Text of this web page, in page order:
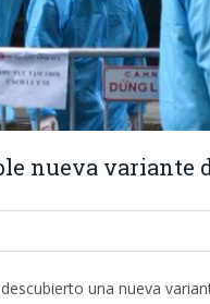
nueva variante
una nueva